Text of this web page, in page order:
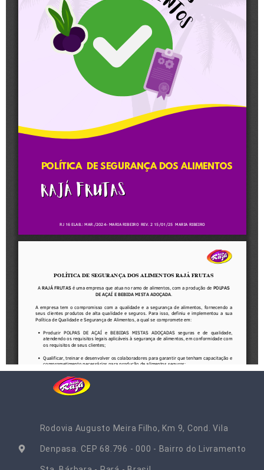
Rodovia Augusto Meira Filho, Km 9, Cond. Vila
Denpasa. CEP 68.796 - 000 - Bairro do Livramento